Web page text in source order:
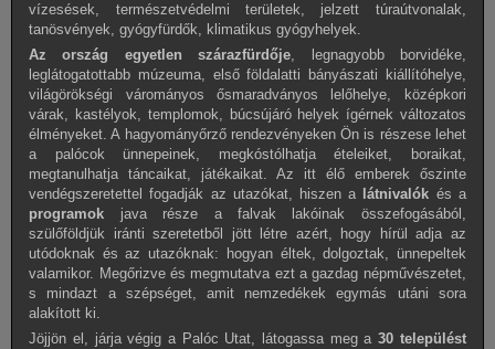
vízesések, természetvédelmi területek, jelzett túraútvonalak,
tanösvények, gyógyfürdők, klimatikus gyógyhelyek.
Az ország egyetlen szárazfürdője, legnagyobb borvidéke,
leglátogatottabb múzeuma, első földalatti bányászati kiállítóhelye,
világörökségi várományos ősmaradványos lelőhelye, középkori
várak, kastélyok, templomok, búcsújáró helyek ígérnek változatos
élményeket. A hagyományőrző rendezvényeken Ön is részese lehet
a palócok ünnepeinek, megkóstólhatja ételeiket, boraikat,
megtanulhatja táncaikat, játékaikat. Az itt élő emberek őszinte
vendégszeretettel fogadják az utazókat, hiszen a látnivalók és a
programok java része a falvak lakóinak összefogásából,
szülőföldjük iránti szeretetből jött létre azért, hogy hírül adja az
utódoknak és az utazóknak: hogyan éltek, dolgoztak, ünnepeltek
valamikor. Megőrizve és megmutatva ezt a gazdag népművészetet,
s mindazt a szépséget, amit nemzedékek egymás utáni sora
alakított ki.
Jöjjön el, járja végig a Palóc Utat, látogassa meg a30 települést